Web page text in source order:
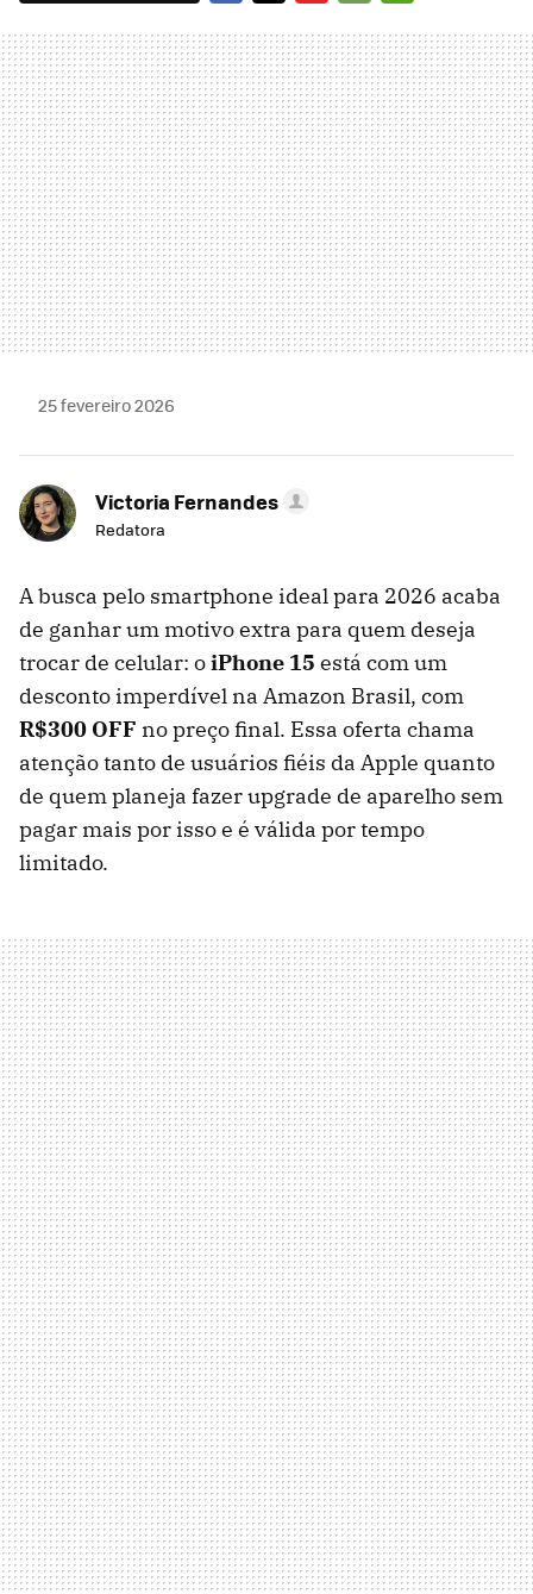
MAIL
25 fevereiro 2026
Victoria Fernandes
Redatora
A busca pelo smartphone ideal para 2026 acaba
de ganhar um motivo extra para quem deseja
trocar de celular: oiPhone 15 está com um
desconto imperdível na Amazon Brasil, com
R$300 OFF no preço final. Essa oferta chama
atenção tanto de usuários fiéis da Apple quanto
de quem planeja fazer upgrade de aparelho sem
pagar mais por isso e é válida por tempo
limitado.